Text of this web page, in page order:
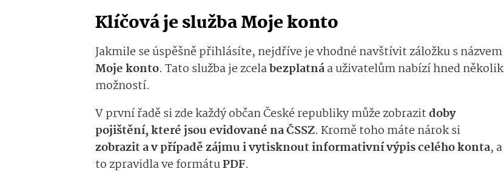
Klíčová je služba Moje konto
Jakmile se úspěšně přihlásíte, nejdříve je vhodné navštívit záložku s názvem
Moje konto. Tato služba je zcelabezplatnáa uživatelům nabízí hned několik
možností.
V první řadě si zde každý občan České republiky může zobrazitdoby
pojištění, které jsou evidované na ČSSZ. Kromě toho máte nárok si
zobrazit a v případě zájmu i vytisknout informativní výpis celého konta, a
to zpravidla ve formátuPDF.